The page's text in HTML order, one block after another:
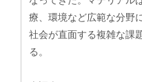
療、環境など広範な分野
社会が直面する複雑な課
る。